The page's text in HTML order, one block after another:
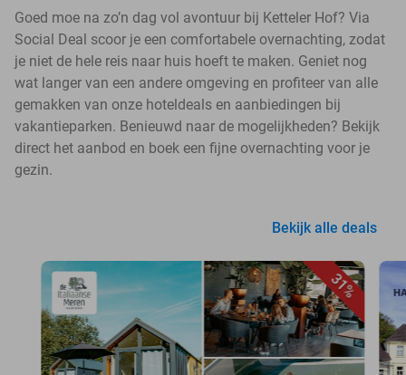
Goed moe na zo’n dag vol avontuur bij Ketteler Hof? Via
Social Deal scoor je een comfortabele overnachting, zodat
je niet de hele reis naar huis hoeft te maken. Geniet nog
wat langer van een andere omgeving en profiteer van alle
gemakken van onze hoteldeals en aanbiedingen bij
vakantieparken. Benieuwd naar de mogelijkheden? Bekijk
direct het aanbod en boek een fijne overnachting voor je
gezin.
Bekijk alle deals
31%